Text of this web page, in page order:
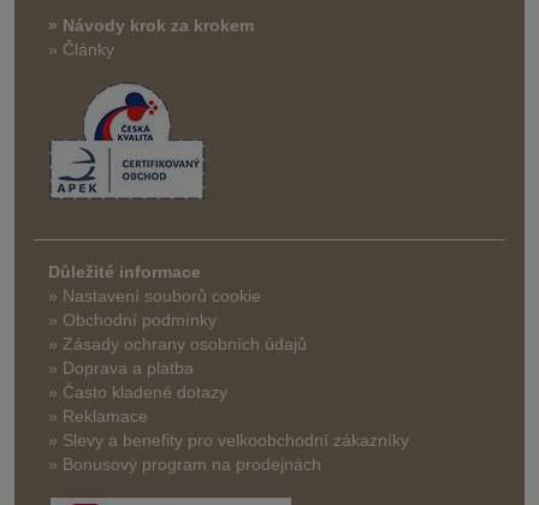
» Návody krok za krokem
» Články
Důležité informace
» Nastavení souborů cookie
» Obchodní podmínky
» Zásady ochrany osobních údajů
» Doprava a platba
» Často kladené dotazy
» Reklamace
» Slevy a benefity pro velkoobchodní zákazníky
» Bonusový program na prodejnách